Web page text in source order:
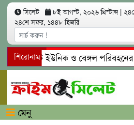
সিলেট ৮ই আগস্ট, ২০২৬ খ্রিস্টাব্দ |
২৪শে সফর, ১৪৪৮ হিজরি
শিরোনাম
সিলেটে ইউনিক ও বেঙ্গল পরিবহনের
গোয়াইনঘাটে প্রেমের ফাঁদে তরুণী পাচার:
মেনু